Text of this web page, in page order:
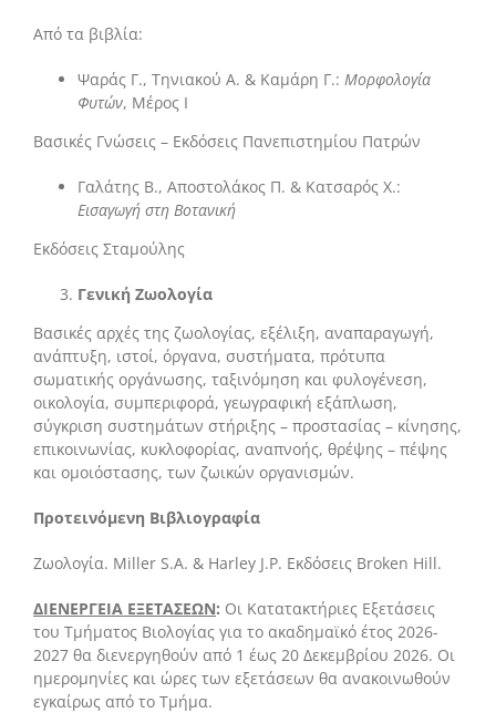
Από τα βιβλία:
Ψαράς Γ., Τηνιακού Α. & Καμάρη Γ.: Μορφολογία
Φυτών, Μέρος Ι
Βασικές Γνώσεις – Εκδόσεις Πανεπιστημίου Πατρών
Γαλάτης Β., Αποστολάκος Π. & Κατσαρός Χ.:
Εισαγωγή στη Βοτανική
Εκδόσεις Σταμούλης
Γενική Ζωολογία
Βασικές αρχές της ζωολογίας, εξέλιξη, αναπαραγωγή,
ανάπτυξη, ιστοί, όργανα, συστήματα, πρότυπα
σωματικής οργάνωσης, ταξινόμηση και φυλογένεση,
οικολογία, συμπεριφορά, γεωγραφική εξάπλωση,
σύγκριση συστημάτων στήριξης – προστασίας – κίνησης,
επικοινωνίας, κυκλοφορίας, αναπνοής, θρέψης – πέψης
και ομοιόστασης, των ζωικών οργανισμών.
Προτεινόμενη Βιβλιογραφία
Ζωολογία. Miller S.A. & Harley J.P. Εκδόσεις Broken Hill.
ΔΙΕΝΕΡΓΕΙΑ ΕΞΕΤΑΣΕΩΝ: Οι Κατατακτήριες Εξετάσεις
του Τμήματος Βιολογίας για το ακαδημαϊκό έτος 2026-
2027 θα διενεργηθούν από 1 έως 20 Δεκεμβρίου 2026. Οι
ημερομηνίες και ώρες των εξετάσεων θα ανακοινωθούν
εγκαίρως από το Τμήμα.